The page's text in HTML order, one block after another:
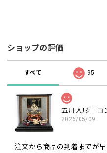
ショップの評価
すべて 95
2026/05/09
注文から商品の到着までが